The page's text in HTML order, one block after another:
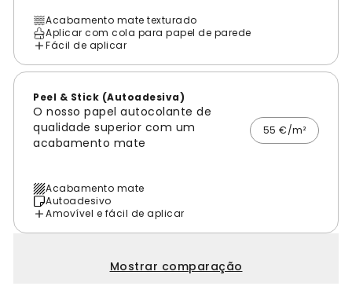
Acabamento mate texturado
Aplicar com cola para papel de parede
Fácil de aplicar
Peel & Stick (Autoadesiva)
O nosso papel autocolante de
qualidade superior com um
acabamento mate
55 €/m²
Acabamento mate
Autoadesivo
Amovível e fácil de aplicar
Mostrar comparação